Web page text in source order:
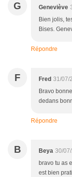
G Geneviève
Bien jolis,
Bises.
Répondre
F Fred 31/07/
Bravo
dedans
Répondre
B Beya 30/
bravo tu as
est bien